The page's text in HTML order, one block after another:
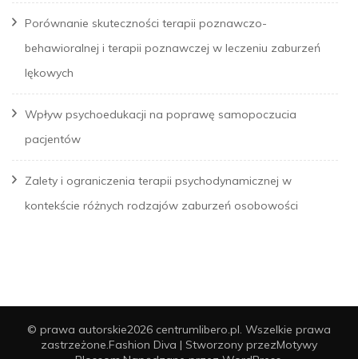
Porównanie skuteczności terapii poznawczo-
behawioralnej i terapii poznawczej w leczeniu zaburzeń
lękowych
Wpływ psychoedukacji na poprawę samopoczucia
pacjentów
Zalety i ograniczenia terapii psychodynamicznej w
kontekście różnych rodzajów zaburzeń osobowości
© prawa autorskie2026 centrumlibero.pl. Wszelkie prawa
zastrzeżone.Fashion Diva | Stworzony przezMotywy